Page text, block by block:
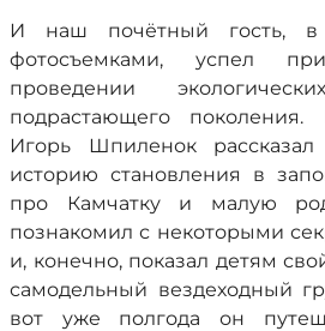
И наш почётный гость,
фотосъемками, успел
проведении
подрастающего
Игорь Шпиленок
историю становления в
про Камчатку и малую
познакомил с некоторыми
и, конечно, показал детям
самодельный вездеходный
вот уже полгода он